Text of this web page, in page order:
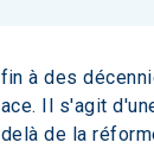
à des
Il s'agit
de la